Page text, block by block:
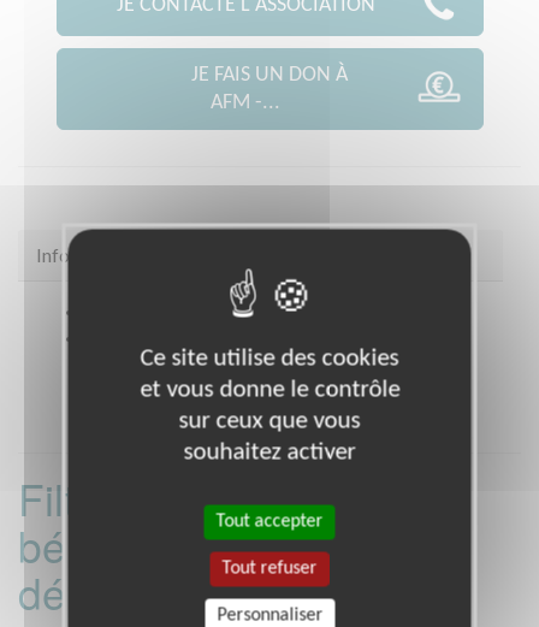
JE CONTACTE L'ASSOCIATION
JE FAIS UN DON À
AFM -...
Infos pratiques
coordination.telethon.fr/coo/0900/
Pierre Melville BELFORT (90000)
Filtrer les missions
bénévoles par
département :
Ce site utilise des cookies
et vous donne le contrôle
sur ceux que vous
souhaitez activer
Tout accepter
Tout refuser
Personnaliser